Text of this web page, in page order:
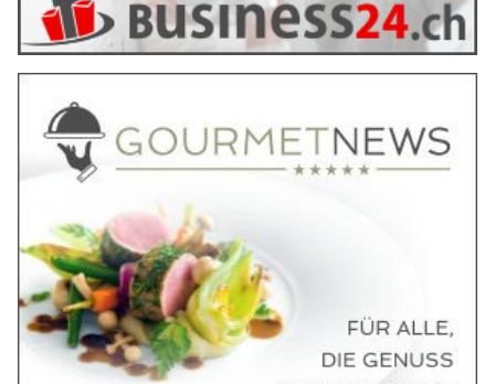
und Strategien wertvoller denn je. Ob ersten Reaktion oder
langfristiges Reputationsmanagement: Das Expertenduo Marco
Cortesi und Stefan Häseli widmet sich in einem neuen
Praxisbuch der Krisenkommunikation und zeigt Strategien für
mehr Glaubwürdigkeit, Transparenz und Vertrauen.
Weiterlesen
„144-Song“: Gölä, Schwiizergoofe und Pilot
Fleischmann mit wichtiger Botschaft
06.02.25 VON BELMEDIA REDAKTION
Der 144-Song von Gölä, Schwiizergoofe und Pilot Jürg
Fleischmann: Der Schweizer Rockstar Gölä, Pilot Jürg
Fleischmann und das erfolgreichste Schweizer
Kindermusikprojekt die Schwiizergoofe, haben sich für ein